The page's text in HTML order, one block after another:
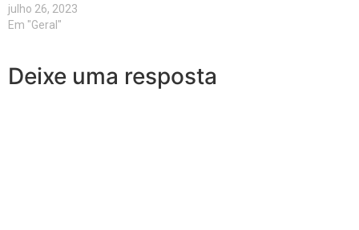
julho 26, 2023
Em "Geral"
Deixe uma resposta